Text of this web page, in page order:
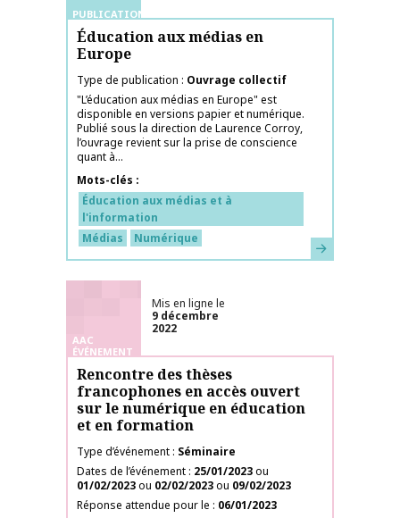
PUBLICATIONS
Éducation aux médias en
Europe
Type de publication
Ouvrage collectif
"L’éducation aux médias en Europe" est
disponible en versions papier et numérique.
Publié sous la direction de Laurence Corroy,
l’ouvrage revient sur la prise de conscience
quant à...
Mots-clés
Éducation aux médias et à
l'information
Médias
Numérique En savoir plus
AAC
ÉVÉNEMENT
Mis en ligne le
9 décembre
2022
Rencontre des thèses
francophones en accès ouvert
sur le numérique en éducation
et en formation
Type d’événement Séminaire
Dates de l’événement 25/01/2023ou
01/02/2023ou 02/02/2023ou 09/02/2023
Réponse attendue pour le
06/01/2023